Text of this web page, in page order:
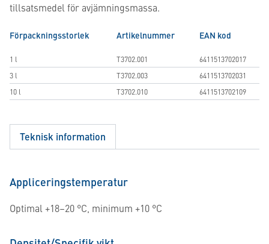
tillsatsmedel för avjämningsmassa.
Förpackningsstorlek Artikelnummer EAN kod
1 l T3702.001
6411513702017
3 l
T3702.003
6411513702031
10 l
T3702.010 6411513702109
Teknisk information
Appliceringstemperatur
Optimal +18–20 °C, minimum +10 °C